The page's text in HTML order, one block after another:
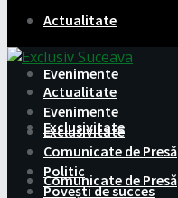
Actualitate
Evenimente
Exclusivitate
Comunicate de Presă
Actualitate
Evenimente
Exclusivitate
Comunicate de Presă
Politic
Povești de succes